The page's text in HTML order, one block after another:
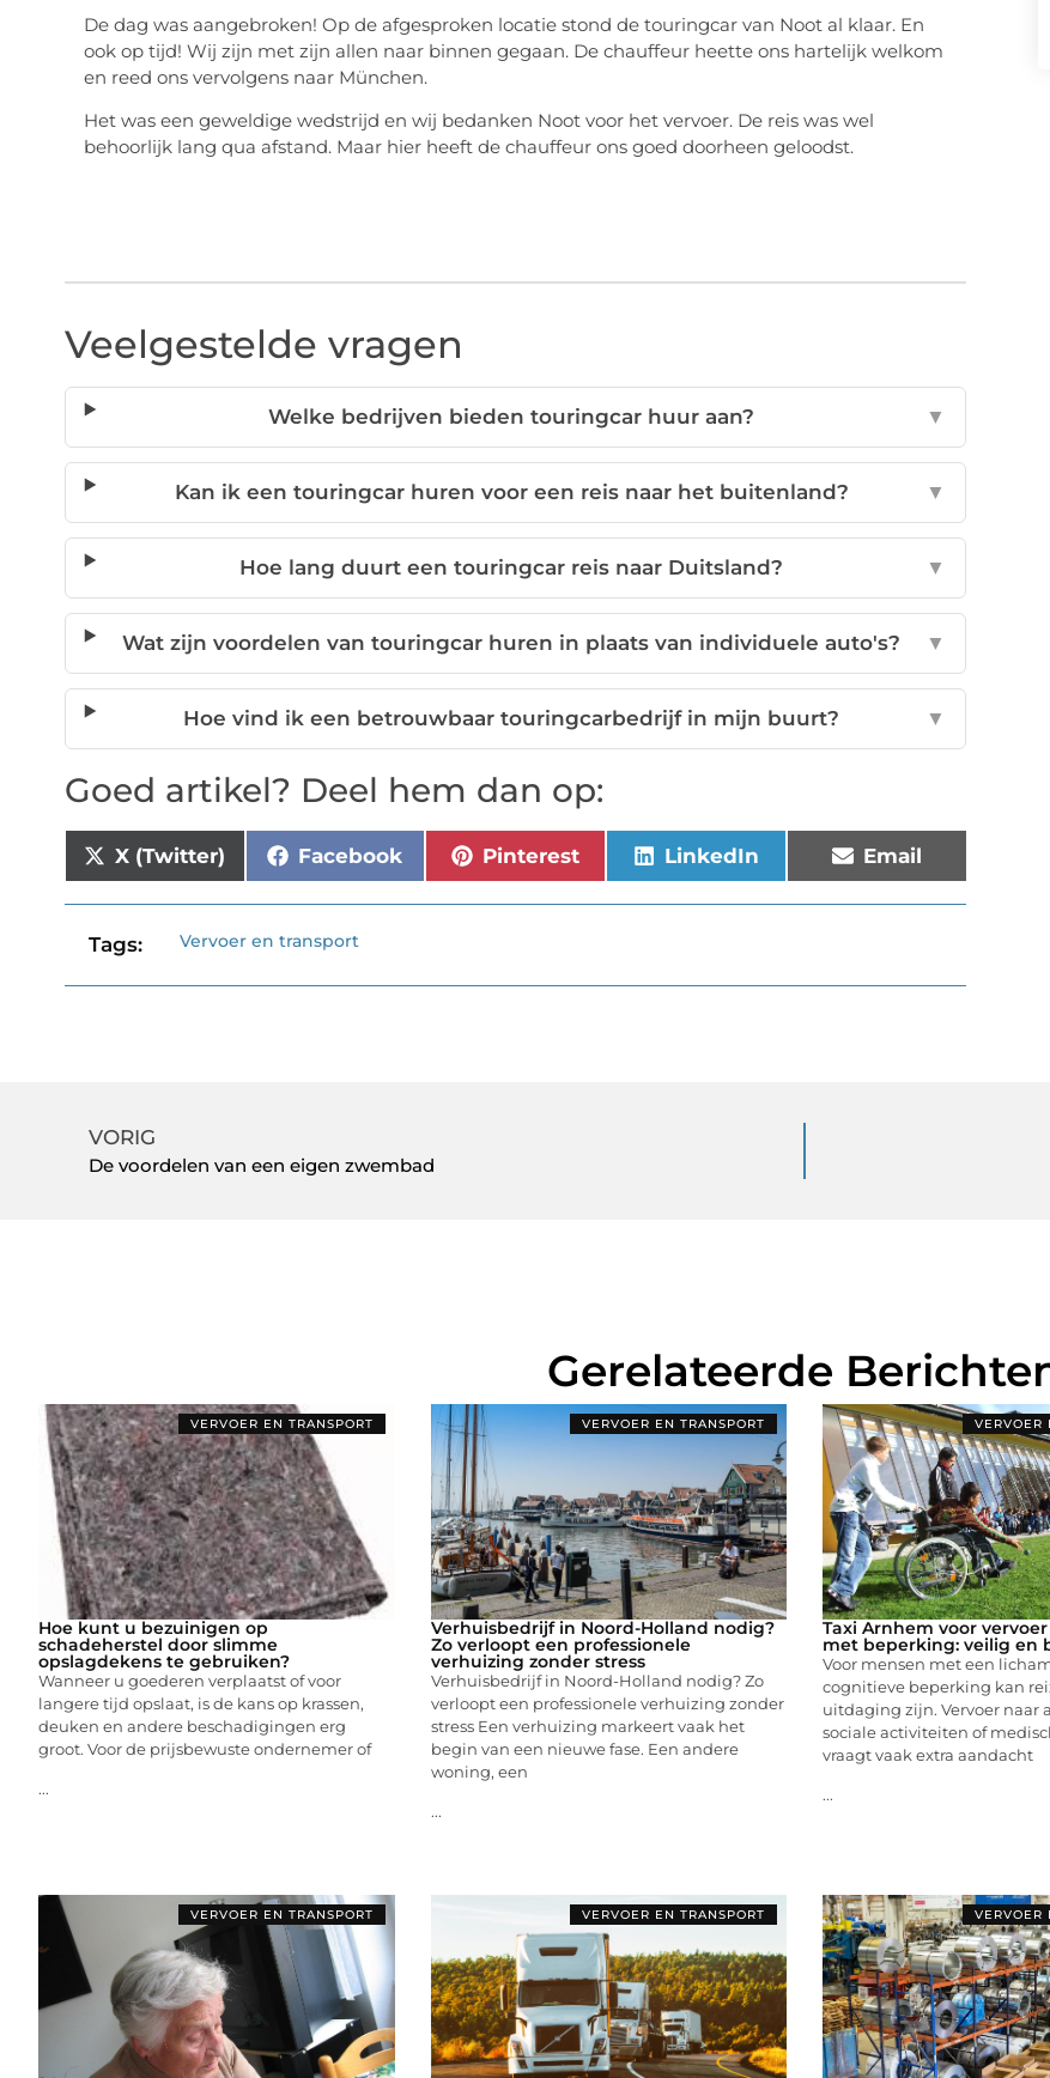
De dag was aangebroken! Op de afgesproken locatie stond de touringcar van Noot al klaar. En
ook op tijd! Wij zijn met zijn allen naar binnen gegaan. De chauffeur heette ons hartelijk welkom
en reed ons vervolgens naar München.
Het was een geweldige wedstrijd en wij bedanken Noot voor het vervoer. De reis was wel
behoorlijk lang qua afstand. Maar hier heeft de chauffeur ons goed doorheen geloodst.
Veelgestelde vragen
Welke bedrijven bieden touringcar huur aan? ▼
Kan ik een touringcar huren voor een reis naar het buitenland? ▼
Hoe lang duurt een touringcar reis naar Duitsland? ▼
Wat zijn voordelen van touringcar huren in plaats van individuele auto's? ▼
Hoe vind ik een betrouwbaar touringcarbedrijf in mijn buurt? ▼
Goed artikel? Deel hem dan op:
X (Twitter) Facebook Pinterest LinkedIn Email
Tags: Vervoer en transport
VORIG
De voordelen van een eigen zwembad
Gerelateerde
VERVOER EN TRANSPORT
Hoe kunt u bezuinigen op
schadeherstel door slimme
opslagdekens te gebruiken?
Wanneer u goederen verplaatst of voor
langere tijd opslaat, is de kans op krassen,
deuken en andere beschadigingen erg
groot. Voor de prijsbewuste ondernemer of
...
VERVOER EN TRANSPORT
Verhuisbedrijf in Noord-Holland nodig?
Zo verloopt een professionele
verhuizing zonder stress
Verhuisbedrijf in Noord-Holland nodig? Zo
verloopt een professionele verhuizing zonder
stress Een verhuizing markeert vaak het
begin van een nieuwe fase. Een andere
woning, een
...
VERVOER
Taxi Arnhem voor
met beperking: veilig en
Voor mensen met een
cognitieve beperking kan
uitdaging zijn. Vervoer naar
sociale activiteiten of
vraagt vaak extra aandacht
...
VERVOER EN TRANSPORT VERVOER EN TRANSPORT VERVOER